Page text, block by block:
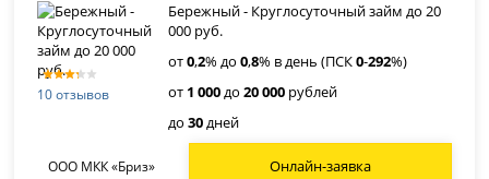
10 отзывов
Бережный - Круглосуточный займ до 20
000 руб.
от0,2% до0,8% в день (ПСК0-292%)
от 1 000до20 000 рублей
до30дней
ООО МКК «Бриз» Онлайн-заявка